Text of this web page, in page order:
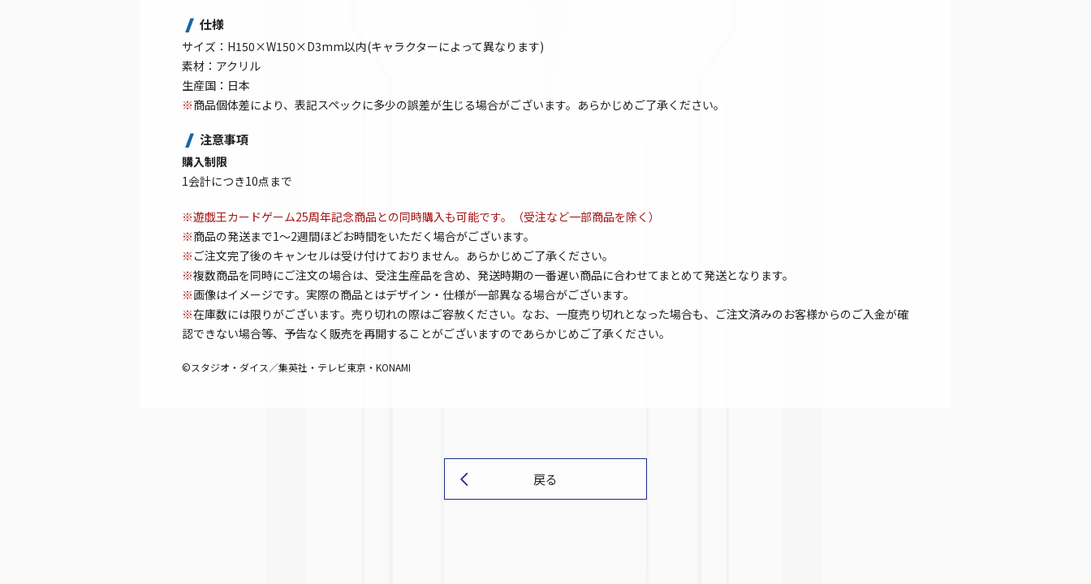
仕様
サイズ：H150×W150×D3mm以内(キャラクターによって異なります)
素材：アクリル
生産国：日本
※商品個体差により、表記スペックに多少の誤差が生じる場合がございます。あらかじめご了承ください。
注意事項
購入制限
1会計につき10点まで
※遊戯王カードゲーム25周年記念商品との同時購入も可能です。（受注など一部商品を除く）
※商品の発送まで1～2週間ほどお時間をいただく場合がございます。
※ ご注文完了後のキャンセルは受け付けておりません。あらかじめご了承ください。
※複数商品を同時にご注文の場合は、受注生産品を含め、発送時期の一番遅い商品に合わせてまとめて発送となります。
※画像はイメージです。実際の商品とはデザイン・仕様が一部異なる場合がございます。
※在庫数には限りがございます。売り切れの際はご容赦ください。なお、一度売り切れとなった場合も、ご注文済みのお客様からのご入金が確
認できない場合等、予告なく販売を再開することがございますのであらかじめご了承ください。
©スタジオ・ダイス／集英社・テレビ東京・KONAMI
戻る